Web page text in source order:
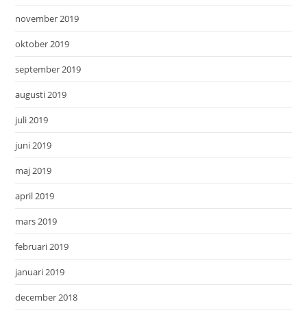
november 2019
oktober 2019
september 2019
augusti 2019
juli 2019
juni 2019
maj 2019
april 2019
mars 2019
februari 2019
januari 2019
december 2018